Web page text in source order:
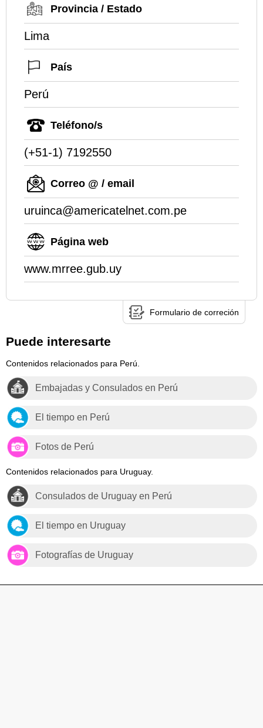
Provincia / Estado
Lima
País
Perú
Teléfono/s
(+51-1) 7192550
Correo @ / email
uruinca@americatelnet.com.pe
Página web
www.mrree.gub.uy
Formulario de correción
Puede interesarte
Contenidos relacionados para Perú.
Embajadas y Consulados en Perú
El tiempo en Perú
Fotos de Perú
Contenidos relacionados para Uruguay.
Consulados de Uruguay en Perú
El tiempo en Uruguay
Fotografías de Uruguay